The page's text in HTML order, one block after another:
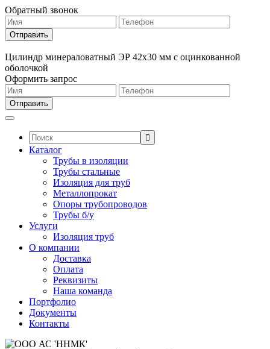
Обратный звонок
Цилиндр минераловатный ЭР 42х30 мм с оцинкованной
оболочкой
Оформить запрос
Поиск:
Каталог
Трубы в изоляции
Трубы стальные
Изоляция для труб
Металлопрокат
Опоры трубопроводов
Трубы б/у
Услуги
Изоляция труб
О компании
Доставка
Оплата
Реквизиты
Наша команда
Портфолио
Документы
Контакты